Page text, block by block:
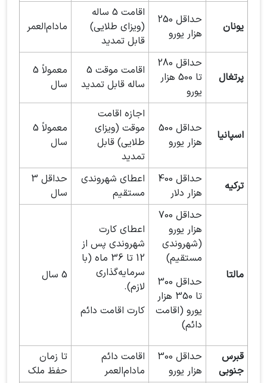
یونان
حداقل 250
هزار یورو
اقامت 5 ساله
(ویزای طلایی)
قابل تمدید
مادام‌العمر
پرتغال
تا 500 هزار
یورو
اقامت موقت 5
ساله قابل تمدید
معمولاً 5
سال
اسپانیا
حداقل 500
هزار یورو
اجازه اقامت
موقت (ویزای
طلایی) قابل
تمدید
معمولاً 5
سال
ترکیه
حداقل 400
هزار دلار
اعطای شهروندی
مستقیم
حداقل 3
سال
مالتا
حداقل 700
هزار یورو
(شهروندی
مستقیم)
حداقل 300
تا 350 هزار
یورو (اقامت
دائم)
اعطای کارت
شهروندی پس از
12 تا 36 ماه (با
سرمایه‌گذاری
لازم).
کارت اقامت دائم
5 سال
قبرس
جنوبی
حداقل 300
هزار یورو
اقامت دائم
مادام‌العمر
تا زمان
حفظ ملک